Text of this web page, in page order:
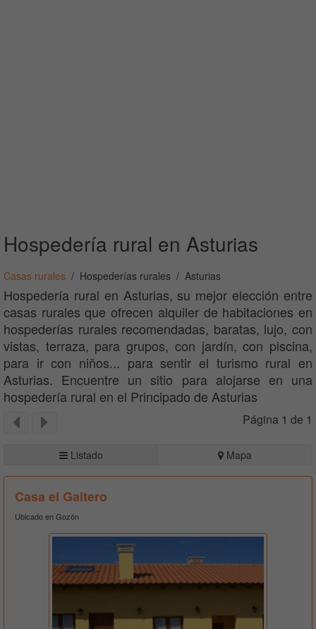
Hospedería rural en Asturias
Casas rurales Hospederías rurales Asturias
Hospedería rural en Asturias, su mejor elección entre
casas rurales que ofrecen alquiler de habitaciones en
hospederías rurales recomendadas, baratas, lujo, con
vistas, terraza, para grupos, con jardín, con piscina,
para ir con niños... para sentir el turismo rural en
Asturias. Encuentre un sitio para alojarse en una
hospedería rural en el Principado de Asturias
Página 1 de 1
Listado Mapa
Casa el Gaitero
Ubicado en Gozón